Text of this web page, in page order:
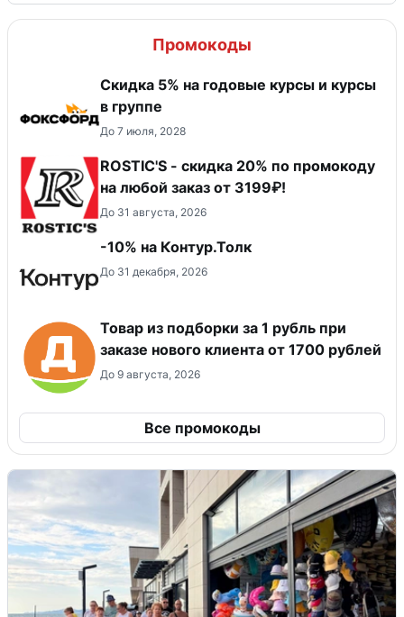
Промокоды
Скидка 5% на годовые курсы и курсы
в группе
До 7 июля, 2028
ROSTIC'S - скидка 20% по промокоду
на любой заказ от 3199₽!
До 31 августа, 2026
-10% на Контур.Толк
До 31 декабря, 2026
Товар из подборки за 1 рубль при
заказе нового клиента от 1700 рублей
До 9 августа, 2026
Все промокоды